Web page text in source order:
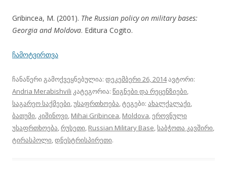
Gribincea, M. (2001). The Russian policy on military bases:
Georgia and Moldova. Editura Cogito.
ჩამოტვირთვა
ჩანაწერი გამოქვეყნებულია: დეკემბერი 26, 2014ავტორი:
Andria Merabishvili კატეგორია: წიგნები და რეცენზიები,
საგარეო საქმეები,უსაფრთხოება, ტეგები: ახალქალაქი,
ბათუმი,კიშინოვი, Mihai Gribincea, Moldova,ეროვნული
უსაფრთხოება,რუსეთი, Russian Military Base,საბჭოთა კავშირი,
ტირასპოლი,დნესტრისპირეთი.